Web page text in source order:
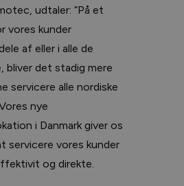
udtaler: “På et
vores kunder
af eller i alle de
bliver det stadig mere
servicere alle nordiske
nye
i Danmark giver os
servicere vores kunder
og direkte.